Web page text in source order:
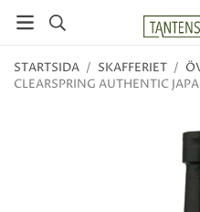
STARTSIDA / SKAFFERIET /
CLEARSPRING AUTHENTIC